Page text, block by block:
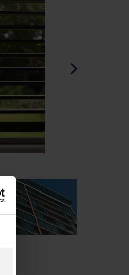
- Spagna
Norwegian - Norway
- Svezia
- Ireland
- Canada
East
- Russia
- China